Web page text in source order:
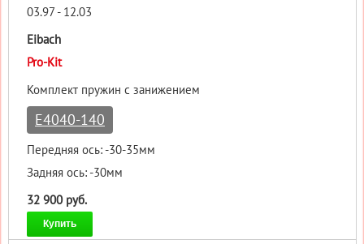
03.97 - 12.03
Eibach
Pro-Kit
Комплект пружин с занижением
E4040-140
Передняя ось: -30-35мм
Задняя ось: -30мм
32 900 руб.
Купить